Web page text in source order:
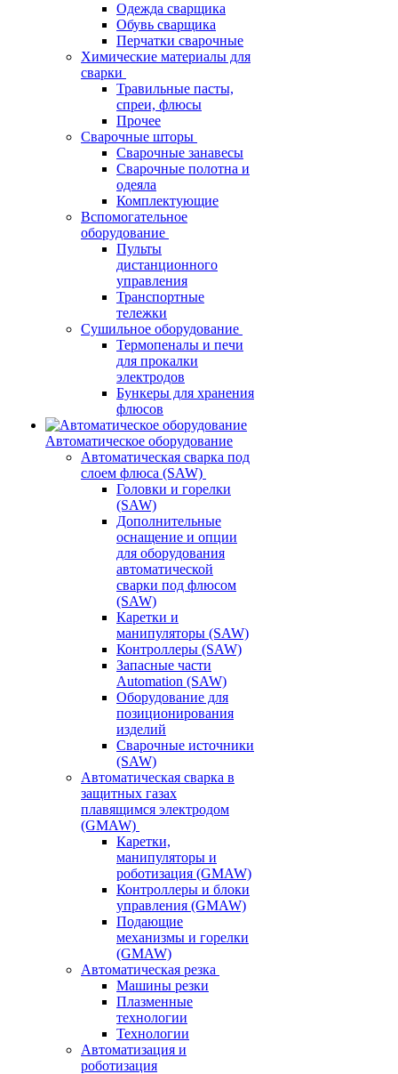
Одежда сварщика
Обувь сварщика
Перчатки сварочные
Химические материалы для
сварки
Травильные пасты,
спреи, флюсы
Прочее
Сварочные шторы
Сварочные занавесы
Сварочные полотна и
одеяла
Комплектующие
Вспомогательное
оборудование
Пульты
дистанционного
управления
Транспортные
тележки
Сушильное оборудование
Термопеналы и печи
для прокалки
электродов
Бункеры для хранения
флюсов
Автоматическое оборудование
Автоматическая сварка под
слоем флюса (SAW)
Головки и горелки
(SAW)
Дополнительные
оснащение и опции
для оборудования
автоматической
сварки под флюсом
(SAW)
Каретки и
манипуляторы (SAW)
Контроллеры (SAW)
Запасные части
Automation (SAW)
Оборудование для
позиционирования
изделий
Сварочные источники
(SAW)
Автоматическая сварка в
защитных газах
плавящимся электродом
(GMAW)
Каретки,
манипуляторы и
роботизация (GMAW)
Контроллеры и блоки
управления (GMAW)
Подающие
механизмы и горелки
(GMAW)
Автоматическая резка
Машины резки
Плазменные
технологии
Технологии
Автоматизация и
роботизация